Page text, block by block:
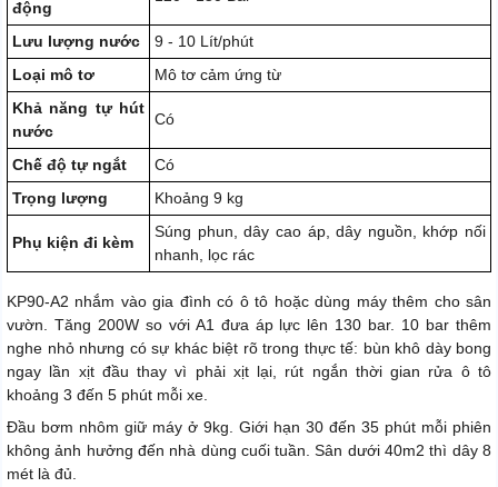
động
Lưu lượng nước
9 - 10 Lít/phút
Loại mô tơ
Mô tơ cảm ứng từ
Khả năng tự hút
nước
Có
Chế độ tự ngắt
Có
Trọng lượng
Khoảng 9 kg
Phụ kiện đi kèm
Súng phun, dây cao áp, dây nguồn, khớp nối
nhanh, lọc rác
KP90-A2 nhắm vào gia đình có ô tô hoặc dùng máy thêm cho sân
vườn. Tăng 200W so với A1 đưa áp lực lên 130 bar. 10 bar thêm
nghe nhỏ nhưng có sự khác biệt rõ trong thực tế: bùn khô dày bong
ngay lần xịt đầu thay vì phải xịt lại, rút ngắn thời gian rửa ô tô
khoảng 3 đến 5 phút mỗi xe.
Đầu bơm nhôm giữ máy ở 9kg. Giới hạn 30 đến 35 phút mỗi phiên
không ảnh hưởng đến nhà dùng cuối tuần. Sân dưới 40m2 thì dây 8
mét là đủ.